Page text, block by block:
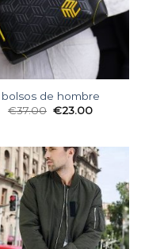
bolsos de hombre
€37.00 €23.00